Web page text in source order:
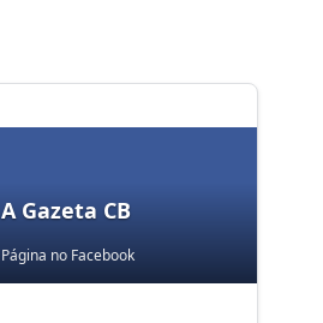
A Gazeta CB
Página no Facebook